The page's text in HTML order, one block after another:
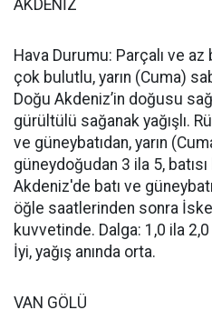
AKDENİZ
Hava Durumu: Parçalı ve
çok bulutlu, yarın (Cuma)
Doğu Akdeniz’in doğusu
gürültülü sağanak yağışlı.
ve güneybatıdan, yarın
güneydoğudan 3 ila 5,
Akdeniz'de batı ve
öğle saatlerinden sonra
kuvvetinde. Dalga: 1,0 ila
İyi, yağış anında orta.
VAN GÖLÜ